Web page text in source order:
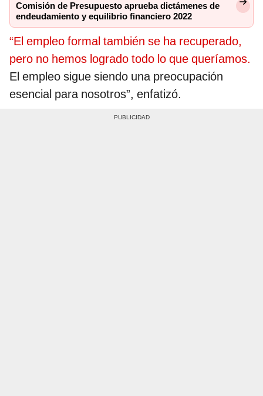
Comisión de Presupuesto aprueba dictámenes de
endeudamiento y equilibrio financiero 2022
“El empleo formal también se ha recuperado,
pero no hemos logrado todo lo que queríamos.
El empleo sigue siendo una preocupación
esencial para nosotros”, enfatizó.